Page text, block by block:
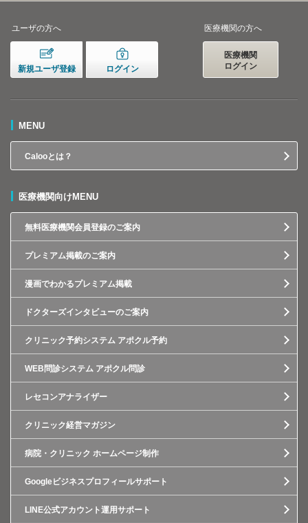
ユーザの方へ
新規ユーザ登録 ログイン
医療機関の方へ
医療機関
ログイン
MENU
Calooとは？
医療機関向けMENU
無料医療機関会員登録のご案内
プレミアム掲載のご案内
漫画でわかるプレミアム掲載
ドクターズインタビューのご案内
クリニック予約システム アポクル予約
WEB問診システム アポクル問診
レセコンアナライザー
クリニック経営マガジン
病院・クリニック ホームページ制作
Googleビジネスプロフィールサポート
LINE公式アカウント運用サポート